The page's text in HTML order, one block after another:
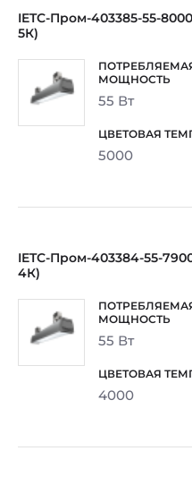
IETC-Пром-403385-55-
5К)
55 Вт
5000
IETC-Пром-403384-55-
4К)
55 Вт
4000